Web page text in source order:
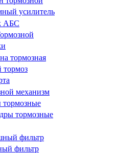
усилитель
АБС
тормозная
тормоз
механизм
тормозные
тормозные
фильтр
фильтр